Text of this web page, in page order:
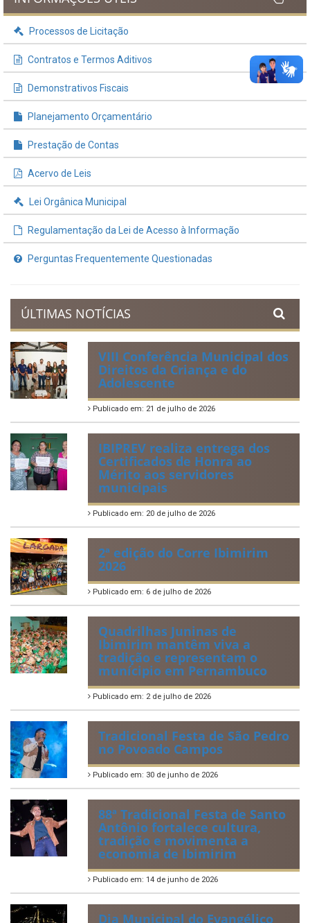
INFORMAÇÕES ÚTEIS
Acervo de Leis
Lei Orgânica Municipal
Regulamentação da Lei de Acesso à Informação
Perguntas Frequentemente Questionadas
ÚLTIMAS NOTÍCIAS
VIII Conferência Municipal dos
Direitos da Criança e do
Adolescente
IBIPREV realiza entrega dos
Certificados de Honra ao
Mérito aos servidores
municipais
Publicado em: 20 de julho de 2026
2ª edição do Corre Ibimirim
2026
Quadrilhas Juninas de
Ibimirim mantêm viva a
tradição e representam o
munícipio em Pernambuco
Publicado em: 2 de julho de 2026
Tradicional Festa de São Pedro
no Povoado Campos